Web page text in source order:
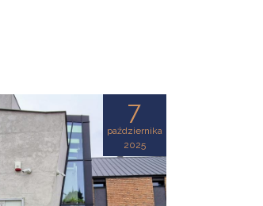
7
października
2025